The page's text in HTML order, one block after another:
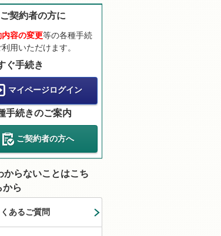
ご契約者の方に
内容の変更等の各種手続
用いただけます。
ぐ手続き
マイページログイン
手続きのご案内
ご契約者の方へ
からないことはこち
から
あるご質問